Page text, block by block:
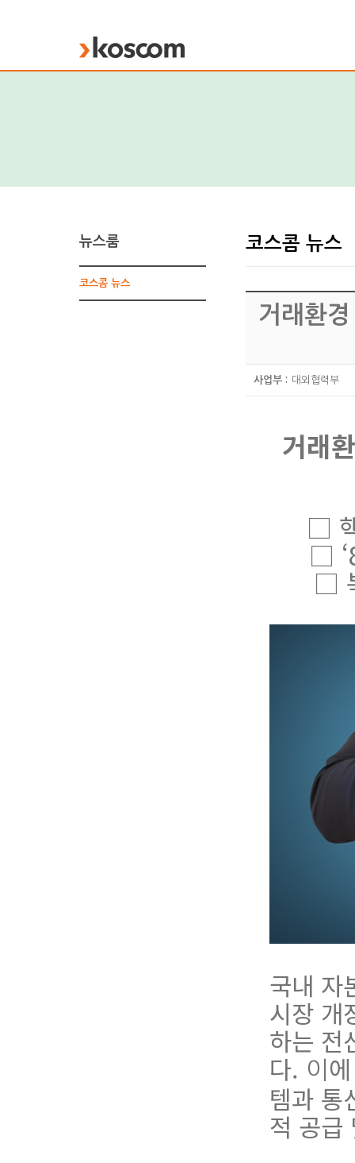
KOSCOM
뉴스룸
코스콤 뉴스
코스콤 뉴스
거래환
사업부 : 대외협력부
거래
□
□
□
국내 자
시장 개
하는 전
다. 이 에
템과 통
적 공급